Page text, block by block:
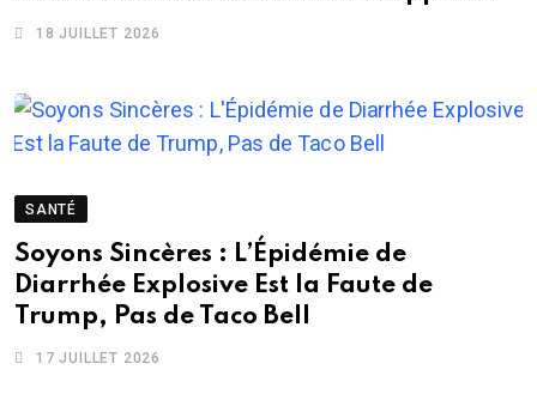
18 JUILLET 2026
SANTÉ
Soyons Sincères : L’Épidémie de
Diarrhée Explosive Est la Faute de
Trump, Pas de Taco Bell
17 JUILLET 2026